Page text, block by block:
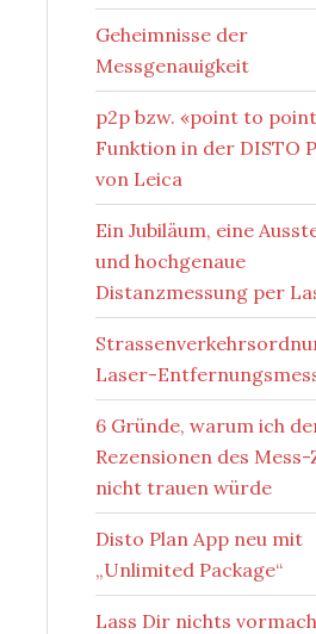
Geheimnisse der
Messgenauigkeit
p2p bzw. «point to
Funktion in der DISTO
von Leica
Ein Jubiläum, eine
und hochgenaue
Distanzmessung per
Laser-
6 Gründe, warum ich
Rezensionen des
nicht trauen würde
Disto Plan App neu mit
„Unlimited Package“
Lass Dir nichts